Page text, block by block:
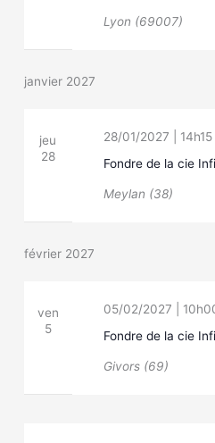
Lyon (69007)
janvier 2027
jeu
28
Fondre de la cie
28/01/2027 | 14h15
Meylan (38)
février 2027
ven
5
Fondre de la cie
05/02/2027 |
Givors (69)